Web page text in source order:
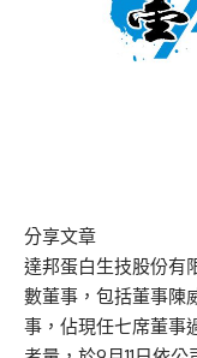
分享文章
達邦蛋白生技股份有
數董事，包括董事陳
事，佔現任七席董事